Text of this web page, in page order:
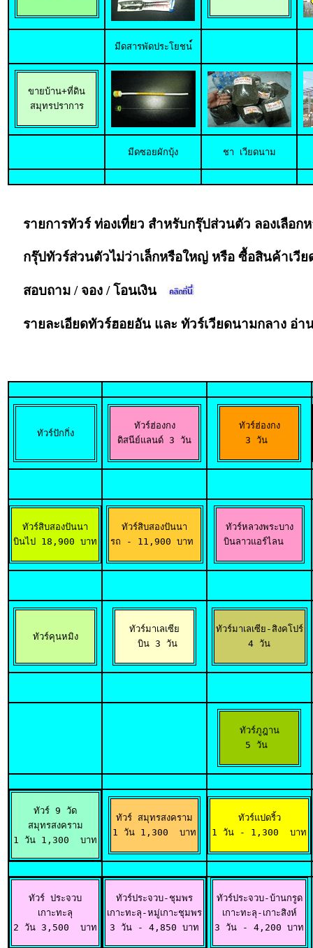
มีดสารพัดประโยชน
ขายบ้าน+ที่ดิน
สมุทรปราการ
มีดซอยผักบุ้ง ชา เวียดนาม
รายการทัวร์ ท่องเที่ยว สำหรับกรุ๊ปส่วนตัว ลองเลือ
กรุ๊ปทัวร์ส่วนตัวไม่ว่าเล็กหรือใหญ่ หรือ ซื้อสินค้าเวี
สอบถาม / จอง / โอนเงิน
รายละเอียดทัวร์ฮอยอัน และ ทัวร์เวียดนามกลาง อ่า
ทัวร์ปักกิ่ง
ทัวร์ฮ่องกง
ดิสนีย์แลนด์ 3 วัน
ทัวร์ฮ่องกง
3 วัน
ทัวร์สิบสองปันนา
บินไป 18,900 บาท
ทัวร์สิบสองปันนา
รถ - 11,900 บาท
ทัวร์หลวงพระบาง
บินลาวแอร์ไลน
ทัวร์คุนหมิง
ทัวร์มาเลเซีย
บิน 3 วัน
ทัวร์มาเลเซีย-สิงคโปร์
4 วัน
ทัวร์ภูฎาน
5 วัน
ทัวร์ 9 วัด
สมุทรสงคราม
1 วัน 1,300  บาท
ทัวร์ สมุทรสงคราม
1 วัน 1,300  บาท
ทัวร์แปดริ้ว
1 วัน - 1,300  บาท
ทัวร์ ประจวบ
เกาะทะลุ
2 วัน 3,500  บาท
ทัวร์ประจวบ-ชุมพร
เกาะทะลุ-หมู่เกาะชุมพร
3 วัน - 4,850 บาท
ทัวร์ประจวบ-บ้านกรูด
เกาะทะลุ-เกาะสิงห์
3 วัน - 4,200 บาท